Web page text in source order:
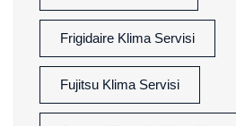
Frigidaire Klima Servisi
Fujitsu Klima Servisi